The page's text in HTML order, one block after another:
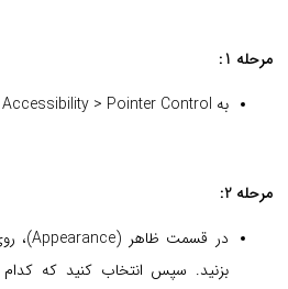
مرحله 1:
به Settings > Accessibility > Pointer Control بروید.
مرحله 2:
بزنید. سپس انتخاب کنید که